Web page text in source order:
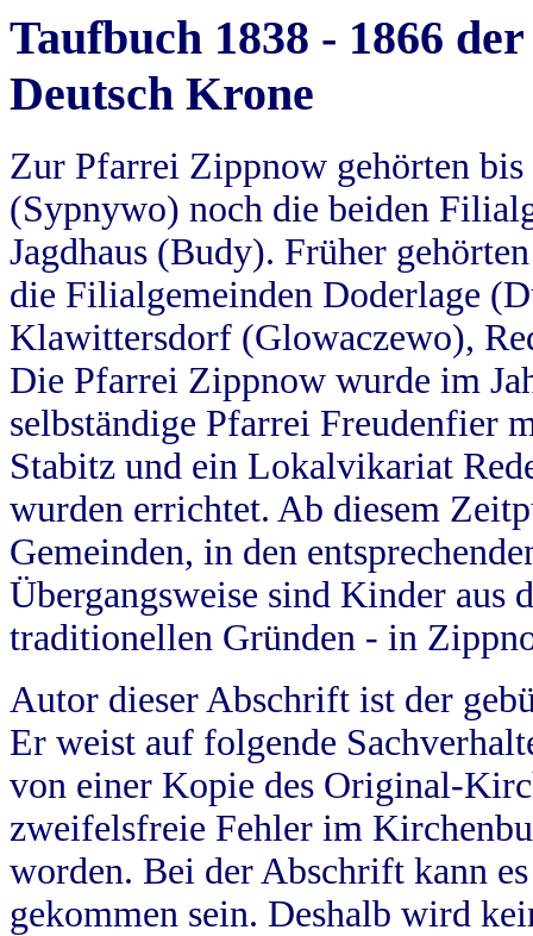
Taufbuch 1838 - 1866
Deutsch Krone
Zur Pfarrei Zippnow gehörten
(Sypnywo) noch die beiden
Jagdhaus (Budy). Früher
die Filialgemeinden Doderlage
Klawittersdorf (Glowaczewo),
Die Pfarrei Zippnow wurde im
selbständige Pfarrei Freudenfier
Stabitz und ein Lokalvikariat
wurden errichtet. Ab diesem
Gemeinden, in den
Übergangsweise sind Kinder aus
traditionellen Gründen - in
Autor dieser Abschrift ist der
Er weist auf folgende
von einer Kopie des Original-
zweifelsfreie Fehler im
worden. Bei der Abschrift kann
gekommen sein. Deshalb wird